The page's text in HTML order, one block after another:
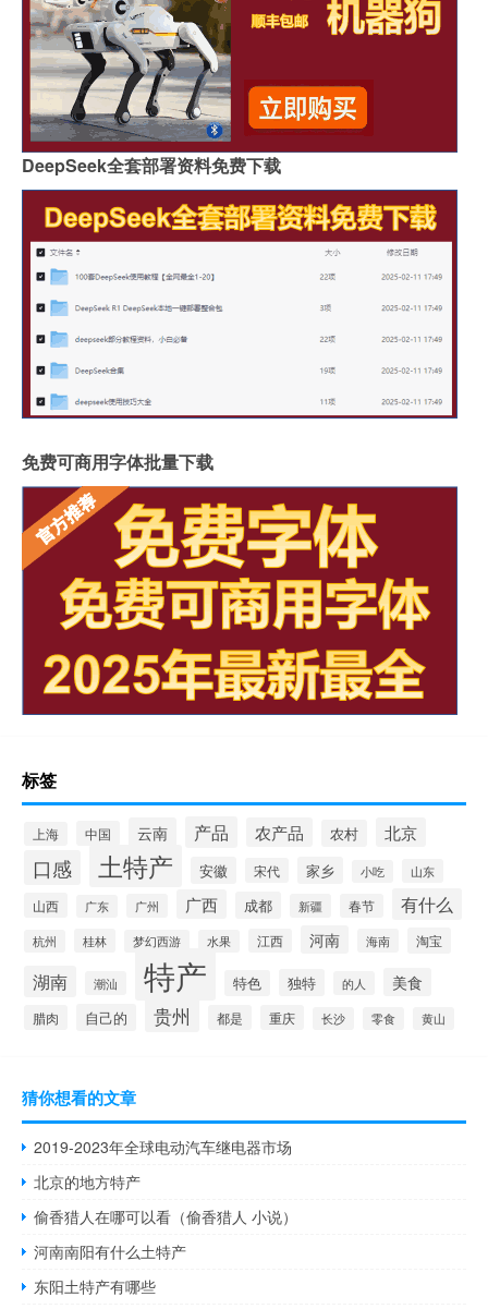
DeepSeek全套部署资料免费下载
免费可商用字体批量下载
标签
上海 中国 云南 产品 农产品 农村 北京
口感 土特产 安徽 宋代 家乡 小吃 山东
山西 广东 广州 广西 成都 新疆 春节 有什么
杭州 桂林 梦幻西游 水果 江西 河南 海南 淘宝
湖南 潮汕 特产 特色 独特 的人 美食
腊肉 自己的 贵州 都是 重庆 长沙 零食 黄山
猜你想看的文章
2019-2023年全球电动汽车继电器市场
北京的地方特产
偷香猎人在哪可以看（偷香猎人 小说）
河南南阳有什么土特产
东阳土特产有哪些